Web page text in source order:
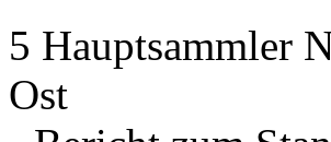
5 Hauptsammler
Ost